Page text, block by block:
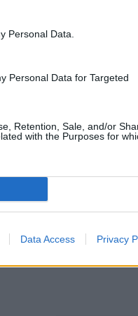
Personal Data.
Personal Data for Targeted
Retention, Sale, and/or
with the Purposes for
Data Access Privacy
στα WC
δίσκοι με τα κέρματα
στην τσουλήθρα: Τι
Πέρα από το πατίνι
τσουλήθρα: Τι συμβαίνει
στο πετρέλαιο
ΠΟΛΙΤΕΣ 22:19
"Αγνοείται" η